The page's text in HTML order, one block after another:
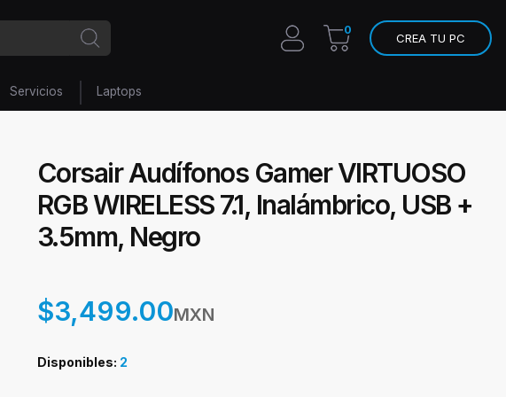
0
CREA TU PC
Servicios Laptops
Corsair Audífonos Gamer VIRTUOSO
RGB WIRELESS 7.1, Inalámbrico, USB +
3.5mm, Negro
$3,499.00MXN
Disponibles: 2